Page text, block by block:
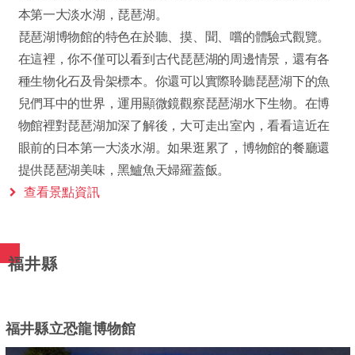
本第一大淡水湖，琵琶湖。
琵琶湖博物館的特色在於聽、摸、聞、嚐的體驗式觀覽。
在這裡，你不僅可以看到古代琵琶湖的周邊情景，還有各
種生物化石及骨架標本。你還可以實際聆聽琵琶湖下的魚
兒們耳中的世界，運用顯微鏡觀察琵琶湖水下生物。在博
物館裡對琵琶湖加深了解後，大可走出室內，看看這近在
眼前的日本第一大淡水湖。如果逛累了，博物館的餐廳還
提供琵琶湖美味，黑鱸魚天婦羅蓋飯。
查看景點資訊
福井縣
福井縣立恐龍博物館